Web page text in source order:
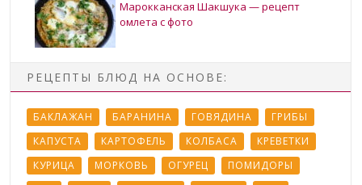
Марокканская Шакшука — рецепт
омлета с фото
РЕЦЕПТЫ БЛЮД НА ОСНОВЕ:
БАКЛАЖАН БАРАНИНА ГОВЯДИНА
ГРИБЫ
КАПУСТА
КАРТОФЕЛЬ КОЛБАСА
КРЕВЕТКИ
КУРИЦА
МОРКОВЬ ОГУРЕЦ
ПОМИДОРЫ